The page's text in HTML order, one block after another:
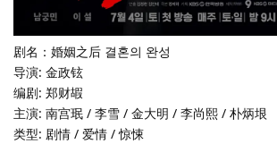
剧名：婚姻之后 결혼의 완성
导演: 金政铉
编剧: 郑财嘏
主演: 南宫珉 / 李雪 / 金大明 / 李尚熙 / 朴炳垠
类型: 剧情 / 爱情 / 惊悚